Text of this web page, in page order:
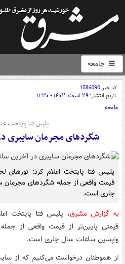
جامعه
کد خبر1586090
تاریخ انتشار: ۲۹ اسفند ۱۴۰۲ - ۱۱:۳۰
جامعه
پلیس فتا پایتخت
شگردهای مجرمان سایبری
پلیس فتا پایتخت اعلام کرد: تورهای
قیمت واقعی از جمله شگردهای
جاری است.
به گزارش مشرق، پلیس فتا پایتخت
قیمتی پایین‌تر از قیمت واقعی از
واپسین ساعات سال جاری است.
از هموطنان درخواست می‌کنیم که از